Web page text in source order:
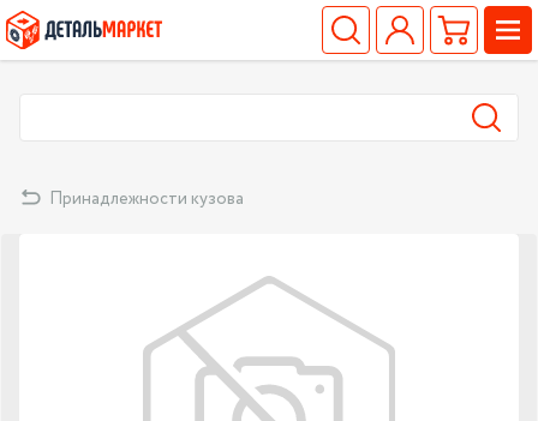
Принадлежности кузова